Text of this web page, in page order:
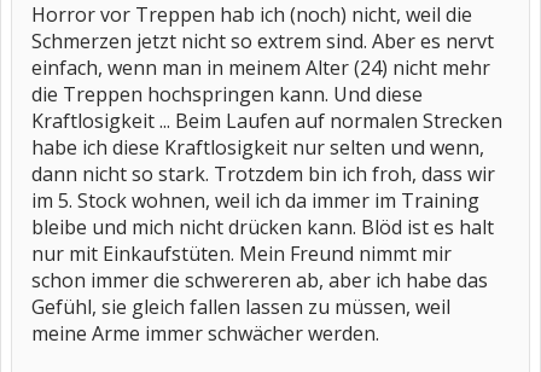
Horror vor Treppen hab ich (noch) nicht, weil die
Schmerzen jetzt nicht so extrem sind. Aber es nervt
einfach, wenn man in meinem Alter (24) nicht mehr
die Treppen hochspringen kann. Und diese
Kraftlosigkeit ... Beim Laufen auf normalen Strecken
habe ich diese Kraftlosigkeit nur selten und wenn,
dann nicht so stark. Trotzdem bin ich froh, dass wir
im 5. Stock wohnen, weil ich da immer im Training
bleibe und mich nicht drücken kann. Blöd ist es halt
nur mit Einkaufstüten. Mein Freund nimmt mir
schon immer die schwereren ab, aber ich habe das
Gefühl, sie gleich fallen lassen zu müssen, weil
meine Arme immer schwächer werden.